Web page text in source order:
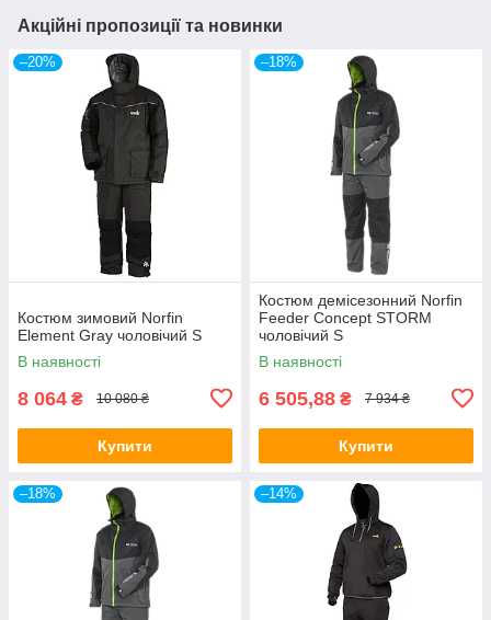
Акційні пропозиції та новинки
–20%
Костюм зимовий Norfin
Element Gray чоловічий S
В наявності
8 064 ₴ 10 080 ₴
Купити
–18%
Костюм демісезонний Norfin
Feeder Concept STORM
чоловічий S
В наявності
6 505,88 ₴ 7 934 ₴
Купити
–18% –14%